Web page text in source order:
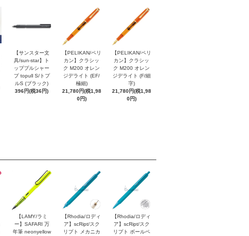
【サンスター文
具/sun-star】ト
ッププルシャー
プ topull S/トプ
ルS (ブラック)
396円(税36円)
【PELIKAN/ペリ
カン】クラシッ
ク M200 オレン
ジデライト (EF/
極細)
21,780円(税1,98
0円)
【PELIKAN/ペリ
カン】クラシッ
ク M200 オレン
ジデライト (F/細
字)
21,780円(税1,98
0円)
【LAMY/ラミ
ー】SAFARI 万
年筆 neonyellow
【Rhodia/ロディ
ア】scRipt/スク
リプト メカニカ
【Rhodia/ロディ
ア】scRipt/スク
リプト ボールペ